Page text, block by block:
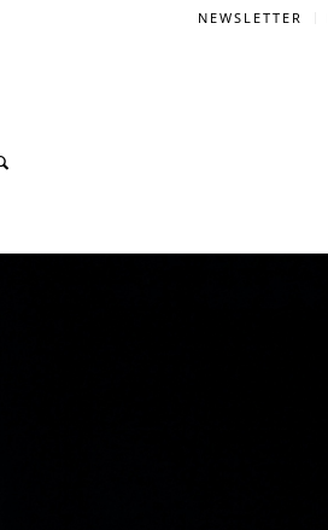
NEWSLETTER